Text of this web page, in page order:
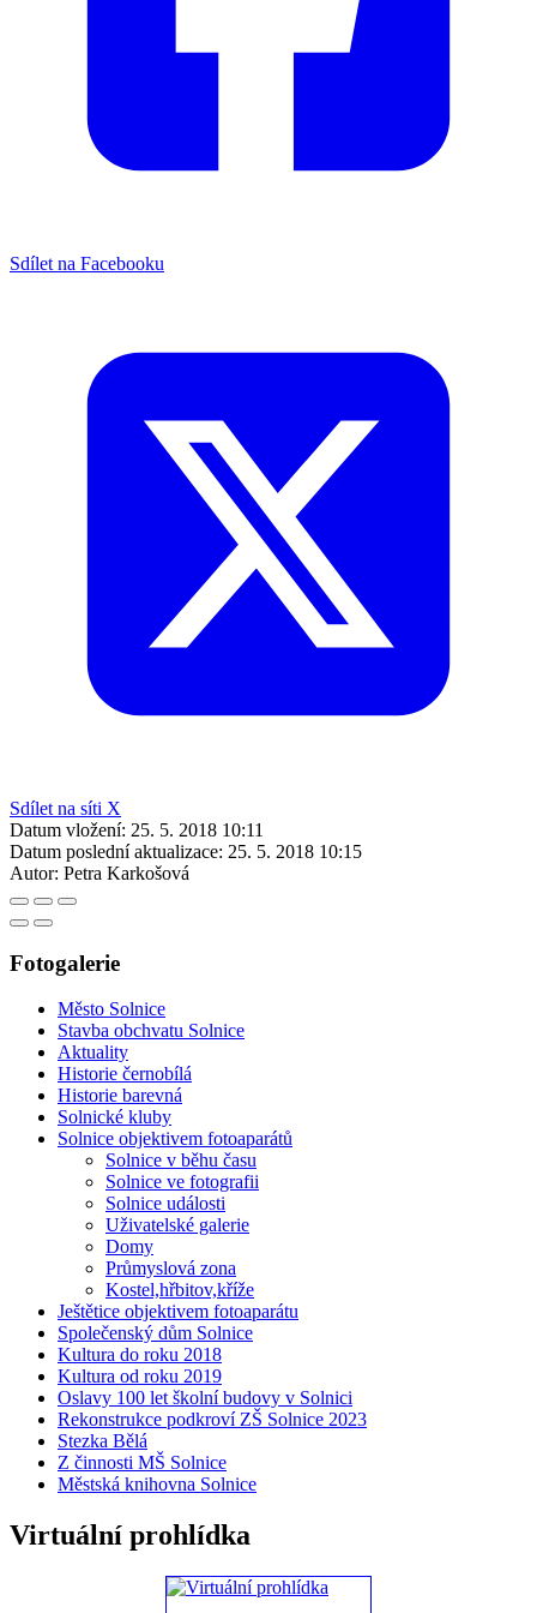
Sdílet na Facebooku
Sdílet na síti X
Datum vložení: 25. 5. 2018 10:11
Datum poslední aktualizace: 25. 5. 2018 10:15
Autor: Petra Karkošová
Fotogalerie
Město Solnice
Stavba obchvatu Solnice
Aktuality
Historie černobílá
Historie barevná
Solnické kluby
Solnice objektivem fotoaparátů
Solnice v běhu času
Solnice ve fotografii
Solnice události
Uživatelské galerie
Domy
Průmyslová zona
Kostel,hřbitov,kříže
Ještětice objektivem fotoaparátu
Společenský dům Solnice
Kultura do roku 2018
Kultura od roku 2019
Oslavy 100 let školní budovy v Solnici
Rekonstrukce podkroví ZŠ Solnice 2023
Stezka Bělá
Z činnosti MŠ Solnice
Městská knihovna Solnice
Virtuální prohlídka